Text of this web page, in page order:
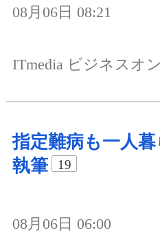
08月06日 08:21
ITmedia ビジネスオ
指定難病も一人
執筆
19
08月06日 06:00